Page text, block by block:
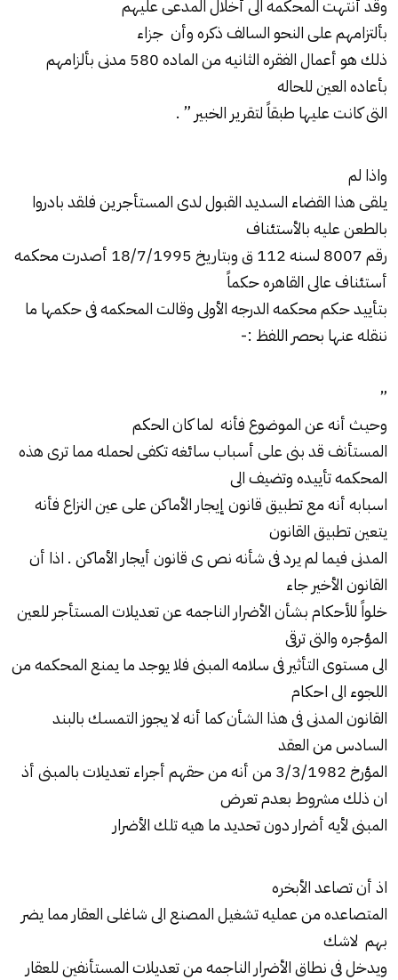
وقد أنتهت المحكمه الى أخلال المدعى عليهم
بألتزامهم على النحو السالف ذكره وأن جزاء
ذلك هو أعمال الفقره الثانيه من الماده 580 مدنى بألزامهم
بأعاده العين للحاله
التى كانت عليها طبقاً لتقرير الخبير ” .
واذا لم
يلقى هذا القضاء السديد القبول لدى المستأجرين فلقد بادروا
بالطعن عليه بالأستئناف
رقم 8007 لسنه 112 ق وبتاريخ 18/7/1995 أصدرت محكمه
أستئناف عالى القاهره حكماً
بتأييد حكم محكمه الدرجه الأولى وقالت المحكمه فى حكمها ما
ننقله عنها بحصر اللفظ :-
”
وحيث أنه عن الموضوع فأنه لما كان الحكم
المستأنف قد بنى على أسباب سائغه تكفى لحمله مما ترى هذه
المحكمه تأييده وتضيف الى
اسبابه أنه مع تطبيق قانون إيجار الأماكن على عين النزاع فأنه
يتعين تطبيق القانون
المدنى فيما لم يرد فى شأنه نص ى قانون أيجار الأماكن . اذا أن
القانون الأخير جاء
خلواً للأحكام بشأن الأضرار الناجمه عن تعديلات المستأجر للعين
المؤجره والتى ترقى
الى مستوى التأثير فى سلامه المبنى فلا يوجد ما يمنع المحكمه من
اللجوء الى احكام
القانون المدنى فى هذا الشأن كما أنه لا يجوز التمسك بالبند
السادس من العقد
المؤرخ 3/3/1982 من أنه من حقهم أجراء تعديلات بالمبنى أذ
ان ذلك مشروط بعدم تعرض
المبنى لأيه أضرار دون تحديد ما هيه تلك الأضرار
اذ أن تصاعد الأبخره
المتصاعده من عمليه تشغيل المصنع الى شاغلى العقار مما يضر
بهم لاشك
ويدخل فى نطاق الأضرار الناجمه من تعديلات المستأنفين للعقار